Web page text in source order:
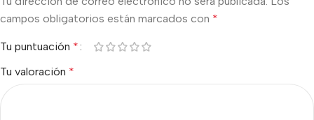
campos obligatorios están marcados con *
Tu puntuación *
Tu valoración *